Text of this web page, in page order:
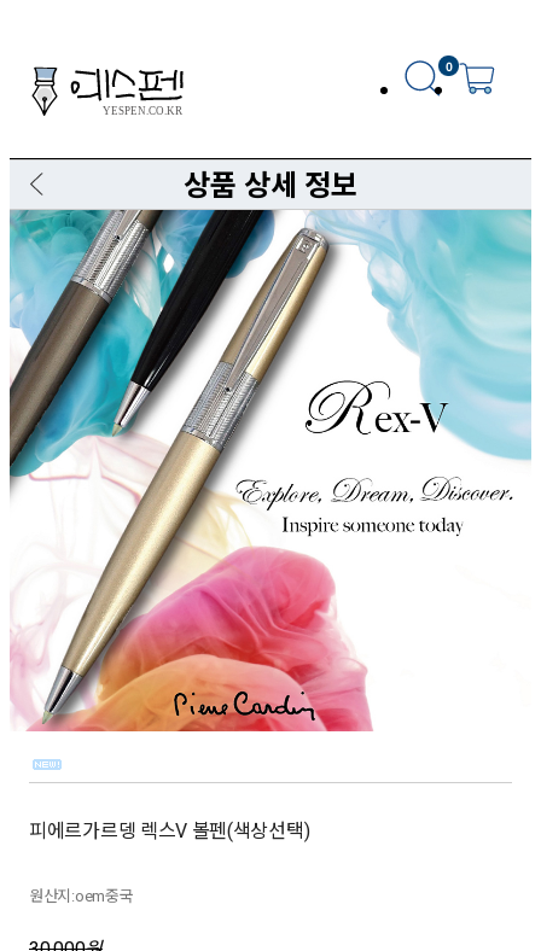
0
상품 상세 정보
피에르가르뎅 렉스V 볼펜(색상선택)
원산지:oem중국